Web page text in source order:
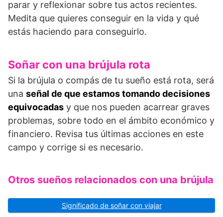
parar y reflexionar sobre tus actos recientes.
Medita que quieres conseguir en la vida y qué
estás haciendo para conseguirlo.
Soñar con una brújula rota
Si la brújula o compás de tu sueño está rota, será
una señal de que estamos tomando decisiones
equivocadas y que nos pueden acarrear graves
problemas, sobre todo en el ámbito económico y
financiero. Revisa tus últimas acciones en este
campo y corrige si es necesario.
Otros sueños relacionados con una brújula
Significado de soñar con viajar